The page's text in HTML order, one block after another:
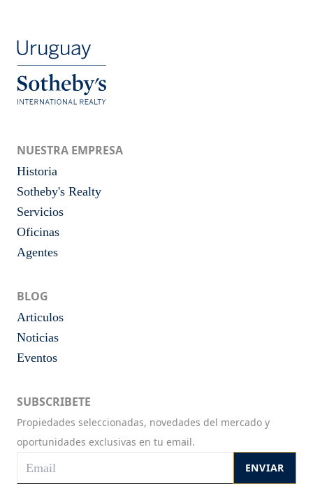
NUESTRA EMPRESA
Historia
Sotheby's Realty
Servicios
Oficinas
Agentes
BLOG
Articulos
Noticias
Eventos
SUBSCRIBETE
Propiedades seleccionadas, novedades del mercado y
oportunidades exclusivas en tu email.
ENVIAR